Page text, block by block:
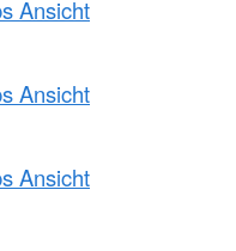
Ansicht
Ansicht
Ansicht